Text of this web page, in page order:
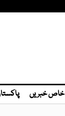
خاص خبریں